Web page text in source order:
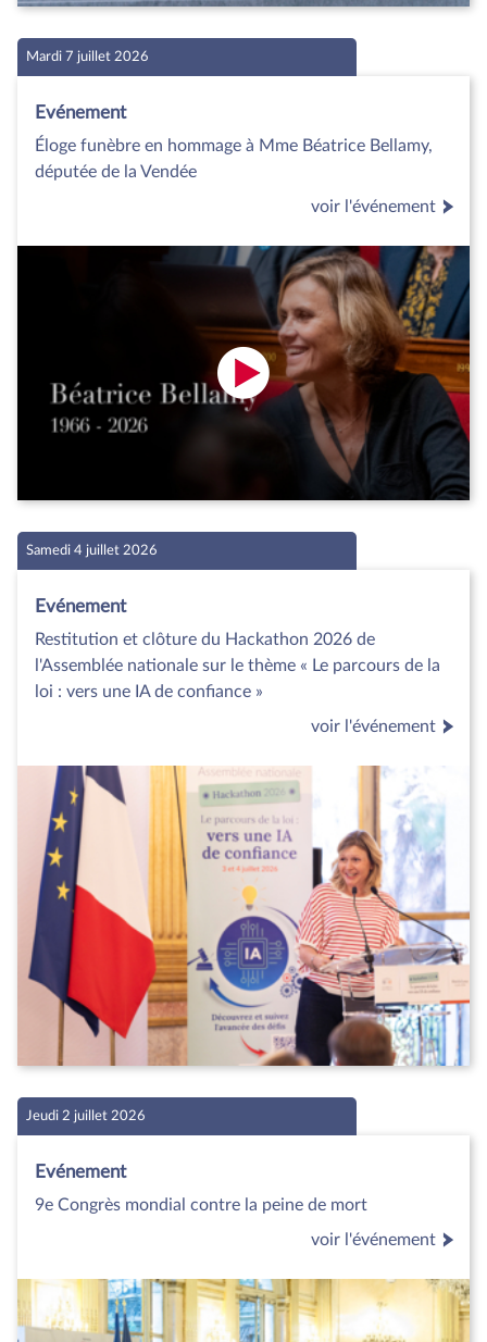
Mardi 7 juillet 2026
Evénement
Éloge funèbre en hommage à Mme Béatrice Bellamy,
députée de la Vendée
voir l'événement
Samedi 4 juillet 2026
Evénement
Restitution et clôture du Hackathon 2026 de
l'Assemblée nationale sur le thème « Le parcours de la
loi : vers une IA de confiance »
voir l'événement
Jeudi 2 juillet 2026
Evénement
9e Congrès mondial contre la peine de mort
voir l'événement